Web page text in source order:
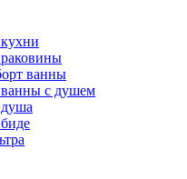
ванны
с душем